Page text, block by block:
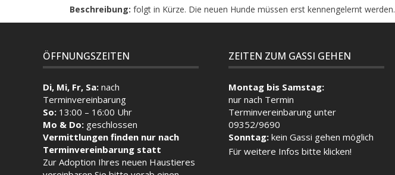
Beschreibung: folgt in Kürze. Die neuen Hunde müssen erst kennengelernt werden.
ÖFFNUNGSZEITEN
Di, Mi, Fr, Sa: nach
Terminvereinbarung
So: 13:00 – 16:00 Uhr
Mo & Do: geschlossen
Vermittlungen finden nur nach
Terminvereinbarung statt
Zur Adoption Ihres neuen Haustieres
ZEITEN ZUM GASSI GEHEN
Montag bis Samstag:
nur nach Termin
Terminvereinbarung unter
09352/9690
Sonntag: kein Gassi gehen möglich
Für weitere Infos bitte klicken!